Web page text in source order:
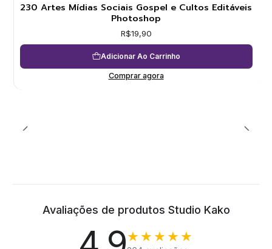
230 Artes Mídias Sociais Gospel e Cultos Editáveis
Photoshop
R$19,90
Adicionar Ao Carrinho
Comprar agora
Avaliações de produtos Studio Kako
★★★★★